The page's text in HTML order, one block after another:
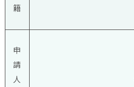
籍
申
請
人